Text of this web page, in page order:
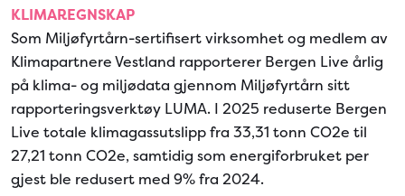
KLIMAREGNSKAP
Som Miljøfyrtårn-sertifisert virksomhet og medlem av
Klimapartnere Vestland rapporterer Bergen Live årlig
på klima- og miljødata gjennom Miljøfyrtårn sitt
rapporteringsverktøy LUMA. I 2025 reduserte Bergen
Live totale klimagassutslipp fra 33,31 tonn CO2e til
27,21 tonn CO2e, samtidig som energiforbruket per
gjest ble redusert med 9% fra 2024.